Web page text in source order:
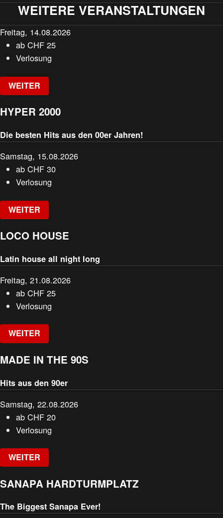
WEITERE VERANSTALTUNGEN
Freitag, 14.08.2026
abCHF 25
Verlosung
WEITER
HYPER 2000
Die besten Hits aus den 00er Jahren!
Samstag, 15.08.2026
abCHF 30
Verlosung
WEITER
LOCO HOUSE
Latin house all night long
Freitag, 21.08.2026
abCHF 25
Verlosung
WEITER
MADE IN THE 90S
Hits aus den 90er
Samstag, 22.08.2026
abCHF 20
Verlosung
WEITER
SANAPA HARDTURMPLATZ
The Biggest Sanapa Ever!